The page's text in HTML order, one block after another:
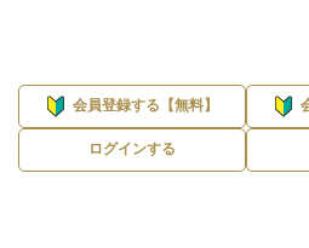
会員登録する【無料】
ログインする